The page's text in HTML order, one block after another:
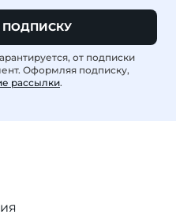
от подписки
Оформляя подписку,
рассылки.